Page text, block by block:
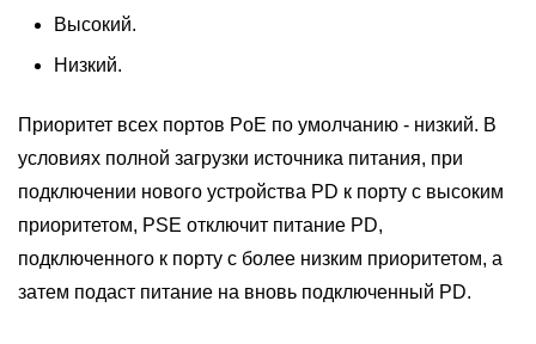
Высокий.
Низкий.
Приоритет всех портов PoE по умолчанию - низкий. В
условиях полной загрузки источника питания, при
подключении нового устройства PD к порту с высоким
приоритетом, PSE отключит питание PD,
подключенного к порту с более низким приоритетом, а
затем подаст питание на вновь подключенный PD.